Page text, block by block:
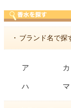
・ ブランド名で探
ア カ
ハ マ